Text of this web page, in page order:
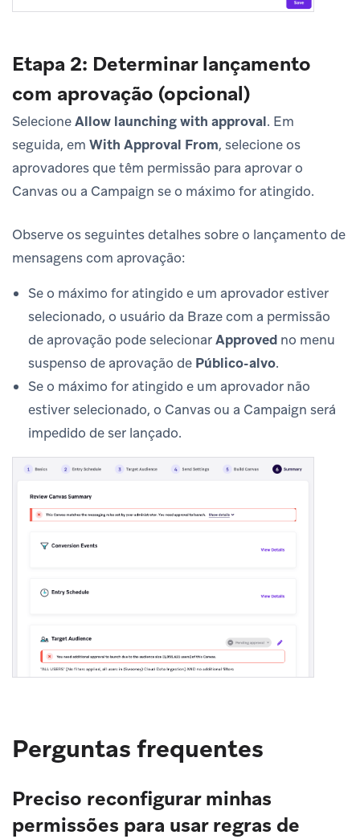
Etapa 2: Determinar lançamento
com aprovação (opcional)
SelecioneAllow launching with approval. Em
seguida, em With Approval From, selecione os
aprovadores que têm permissão para aprovar o
Canvas ou a Campaign se o máximo for atingido.
Observe os seguintes detalhes sobre o lançamento de
mensagens com aprovação:
Se o máximo for atingido e um aprovador estiver
selecionado, o usuário da Braze com a permissão
de aprovação pode selecionarApproved no menu
suspenso de aprovação de Público-alvo.
Se o máximo for atingido e um aprovador não
estiver selecionado, o Canvas ou a Campaign será
impedido de ser lançado.
Perguntas frequentes
Preciso reconfigurar minhas
permissões para usar regras de